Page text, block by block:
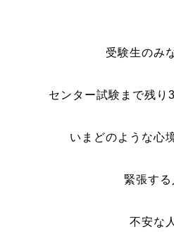
受験生のみ
センター試験まで残り
いまどのような心
緊張する
不安な人